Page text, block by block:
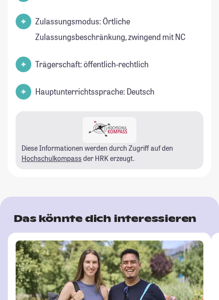
Zulassungsmodus: Örtliche
Zulassungsbeschränkung, zwingend mit NC
Trägerschaft: öffentlich-rechtlich
Hauptunterrichtssprache: Deutsch
Diese Informationen werden durch Zugriff auf den
Hochschulkompass der HRK erzeugt.
Das könnte dich interessieren